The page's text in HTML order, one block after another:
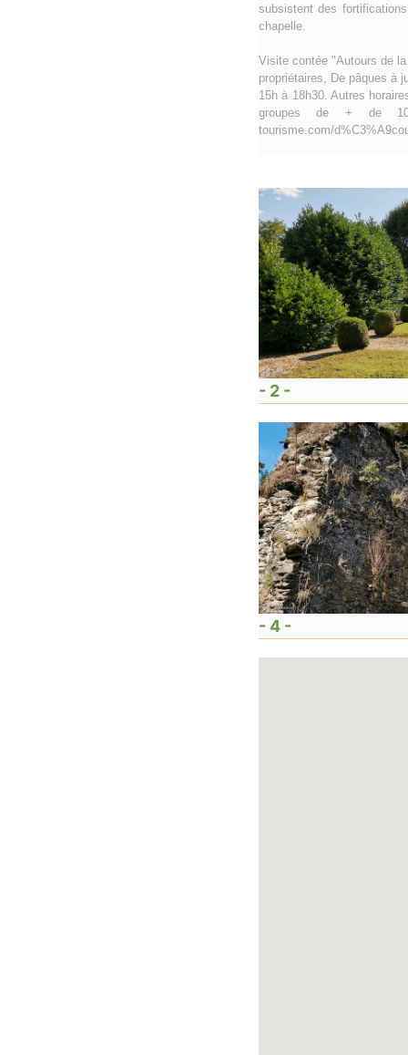
subsistent des
chapelle.
Visite contée "Autours de
propriétaires, De pâques à
15h à 18h30. Autres
groupes de + de 10
tourisme.com/
- 2 -
- 4 -